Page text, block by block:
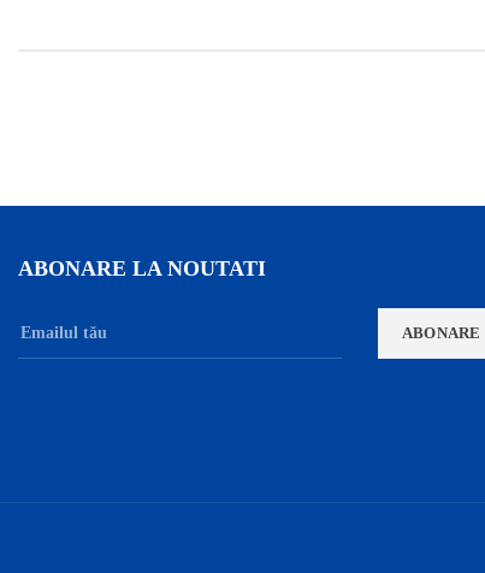
ABONARE LA NOUTATI